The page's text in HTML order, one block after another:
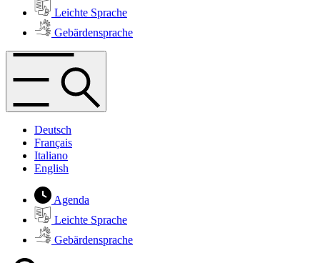
Leichte Sprache
Gebärdensprache
Deutsch
Français
Italiano
English
Agenda
Leichte Sprache
Gebärdensprache